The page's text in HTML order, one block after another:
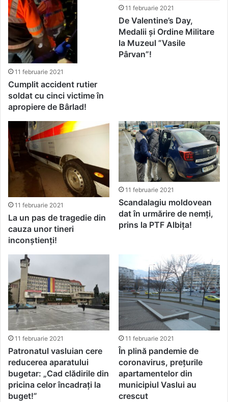
11 februarie 2021
Cumplit accident rutier
soldat cu cinci victime în
apropiere de Bârlad!
11 februarie 2021
De Valentine’s Day,
Medalii și Ordine Militare
la Muzeul ”Vasile
Pârvan”!
11 februarie 2021
La un pas de tragedie din
cauza unor tineri
inconștienți!
11 februarie 2021
Scandalagiu moldovean
dat în urmărire de nemți,
prins la PTF Albița!
11 februarie 2021
Patronatul vasluian cere
reducerea aparatului
bugetar: „Cad clădirile din
pricina celor încadrați la
buget!”
11 februarie 2021
În plină pandemie de
coronavirus, prețurile
apartamentelor din
municipiul Vaslui au
crescut